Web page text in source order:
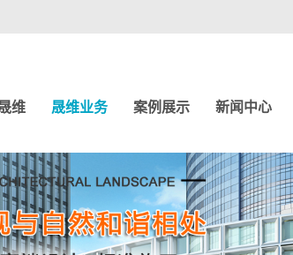
维 晟维业务
美丽乡村设计
生态观光农业
3D效果图
案例展示 新闻中心